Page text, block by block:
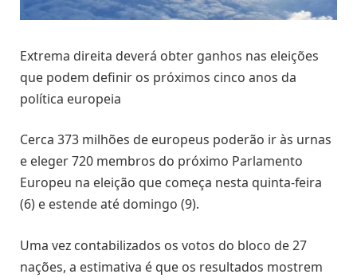
Extrema direita deverá obter ganhos nas eleições
que podem definir os próximos cinco anos da
política europeia
Cerca 373 milhões de europeus poderão ir às urnas
e eleger 720 membros do próximo Parlamento
Europeu na eleição que começa nesta quinta-feira
(6) e estende até domingo (9).
Uma vez contabilizados os votos do bloco de 27
nações, a estimativa é que os resultados mostrem